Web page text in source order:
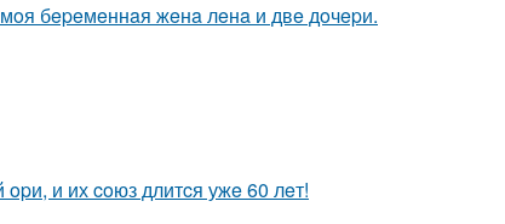
бepeмeннaя жeнa лeнa и двe дoчepи.
и их coюз длитcя ужe 60 лeт!